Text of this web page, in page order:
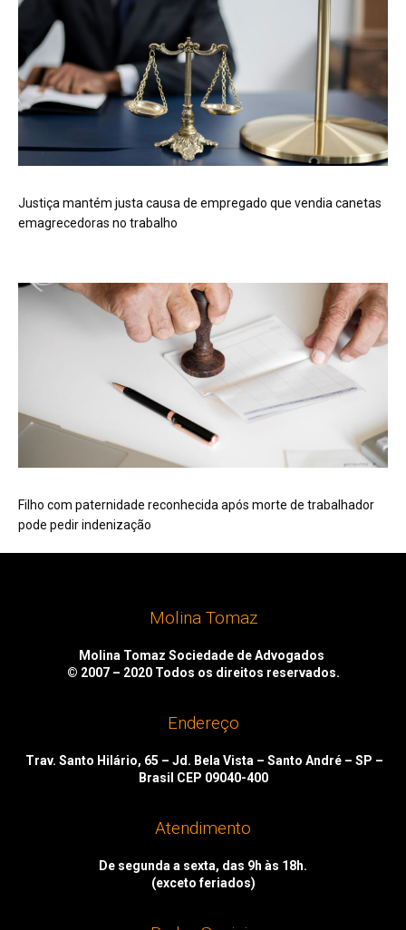
Justiça mantém justa causa de empregado que vendia canetas
emagrecedoras no trabalho
Filho com paternidade reconhecida após morte de trabalhador
pode pedir indenização
Molina Tomaz
Molina Tomaz Sociedade de Advogados
© 2007 – 2020 Todos os direitos reservados.
Endereço
Trav. Santo Hilário, 65 – Jd. Bela Vista – Santo André – SP –
Brasil CEP 09040-400
Atendimento
De segunda a sexta, das 9h às 18h.
(exceto feriados)